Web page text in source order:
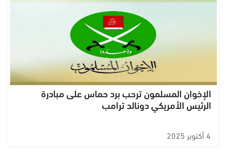
الإخوان المسلمون ترحب برد حماس على مبادرة
الرئيس الأمريكي دونالد ترامب
4 أكتوبر 2025